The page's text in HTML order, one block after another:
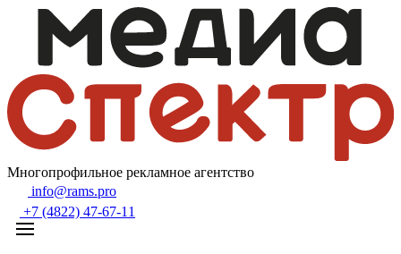
Многопрофильное рекламное агентство
info@rams.pro
+7 (4822) 47-67-11